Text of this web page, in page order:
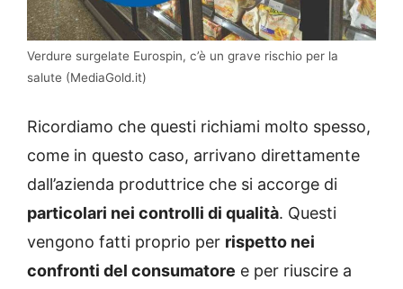
Verdure surgelate Eurospin, c’è un grave rischio per la
salute (MediaGold.it)
Ricordiamo che questi richiami molto spesso,
come in questo caso, arrivano direttamente
dall’azienda produttrice che si accorge di
particolari nei controlli di qualità. Questi
vengono fatti proprio per rispetto nei
confronti del consumatore e per riuscire a